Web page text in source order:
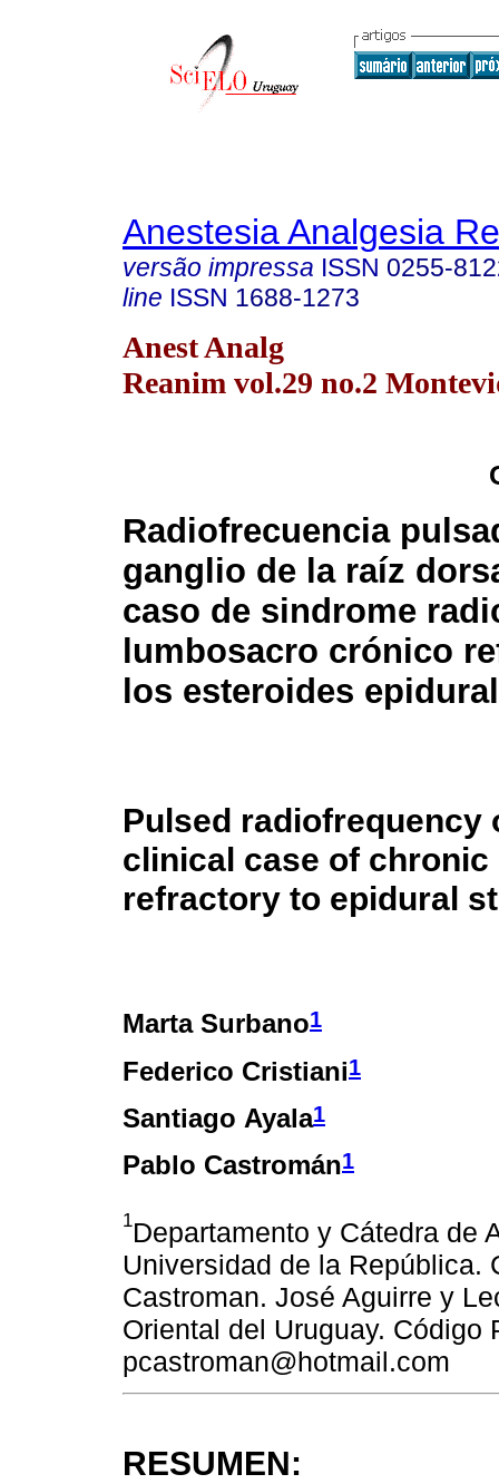
Anestesia Analgesia
versão impressa ISSN 0255-
line ISSN 1688-1273
Anest Analg
Reanim vol.29 no.2
Radiofrecuencia
ganglio de la raíz
caso de sindrome
lumbosacro crónico
los esteroides
Pulsed radiofrequency
clinical case of
refractory to epidural
Marta Surbano1
Federico Cristiani1
Santiago Ayala1
Pablo Castromán1
1Departamento y Cátedra de
Universidad de la República.
Castroman. José Aguirre y
Oriental del Uruguay. Código
pcastroman@hotmail.com
RESUMEN: